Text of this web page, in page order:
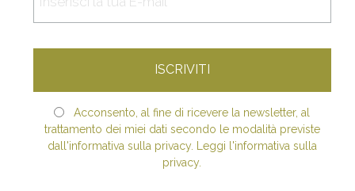
Acconsento, al fine di ricevere la newsletter, al
trattamento dei miei dati secondo le modalità previste
dall'informativa sulla privacy. Leggi l'informativa sulla
privacy.